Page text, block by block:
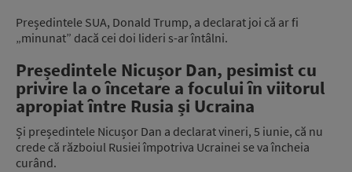
Președintele SUA, Donald Trump, a declarat joi că ar fi
„minunat” dacă cei doi lideri s-ar întâlni.
Președintele Nicușor Dan, pesimist cu
privire la o încetare a focului în viitorul
apropiat între Rusia și Ucraina
Și președintele Nicușor Dan a declarat vineri, 5 iunie, că nu
crede că războiul Rusiei împotriva Ucrainei se va încheia
curând.